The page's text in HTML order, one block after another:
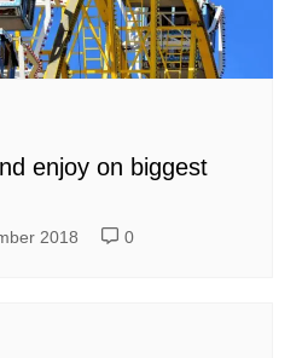
enjoy on biggest
2018 0